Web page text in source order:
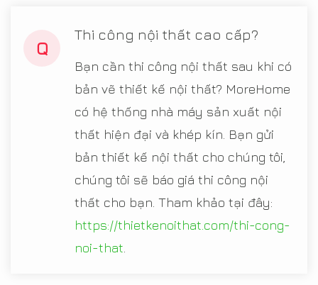
Q
Thi công nội thất cao cấp?
Bạn cần thi công nội thất sau khi có
bản vẽ thiết kế nội thất? MoreHome
có hệ thống nhà máy sản xuất nội
thất hiện đại và khép kín. Bạn gửi
bản thiết kế nội thất cho chúng tôi,
chúng tôi sẽ báo giá thi công nội
thất cho bạn. Tham khảo tại đây:
https://thietkenoithat.com/thi-cong-
noi-that